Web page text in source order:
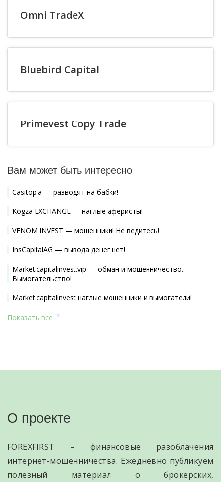
Omni TradeX
Bluebird Capital
Primevest Copy Trade
Вам может быть интересно
Casitopia — разводят на бабки!
Kogza EXCHANGE — наглые аферисты!
VENOM INVEST — мошенники! Не ведитесь!
InsCapitalAG — вывода денег нет!
Market.capitalinvest.vip — обман и мошенничество.
Вымогательство!
Market.capitalinvest наглые мошенники и вымогатели!
Показать все
О проекте
FOREXFIRST – финансовые разоблачения
интернет-мошенничества. Ежедневно публикуем
полезный материал о брокерских,